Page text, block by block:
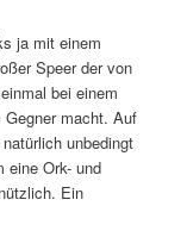
ja mit einem
Speer der von
bei einem
macht. Auf
unbedingt
eine Ork- und
Ein